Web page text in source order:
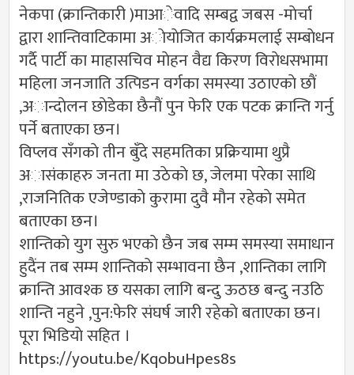
नेकपा (क्रान्तिकारी )माआेवादि सम्बद्व जबस -माेर्चा
द्वारा शान्तिवाटिकामा अाेयाेजित कार्यक्रमलाई सम्बाेधन
गर्दै पार्टी का माहासचिव माेहन वैद्य किरण विराेधसभामा
महिला जनजाति उत्पिडन वर्गका समस्या उठाएकाे छाैं
,अान्दाेलन छाेडेका छैनाैं पुन फेरि एक पटक क्रान्ति गर्नु
पर्ने बताएका छन।
विप्लव सँगकाे तीन बुँदे सहमतिका प्रक्रियामा थुप्रै
अासंकाहरु जनता मा उठेकाे छ, जेलमा परेका साथि
,राजनितिक एजेण्डाकाे कुरामा दुवै माैन रहेकाे समेत
बताएका छन।
शान्तिकाे युग सुरु भएकाे छैन जब सम्म समस्या समाधान
हुदैंन तब सम्म शान्तिकाे सम्भावना छैन ,शान्तिका लागि
क्रान्ति आवश्क छ यसका लागि बन्दु ऊठछ बन्दु नउठि
शान्ति नहुने ,पुन:फेरि संघर्ष जारी रहेकाे बताएका छन।
पूरा भिडियाे सहित ।
https://youtu.be/KqobuHpes8s